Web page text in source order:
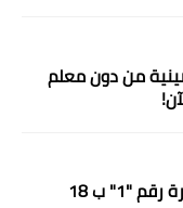
من دون معلم
اماراتي يشتري لوحة السيارة رقم "1" ب 18